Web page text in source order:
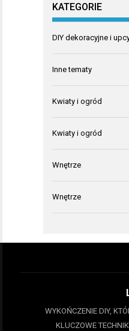
KATEGORIE
DIY dekoracyjne i
Inne tematy
Kwiaty i ogród
Kwiaty i ogród
Wnętrze
Wnętrze
WYKOŃCZENIE DIY,
KLUCZOWE